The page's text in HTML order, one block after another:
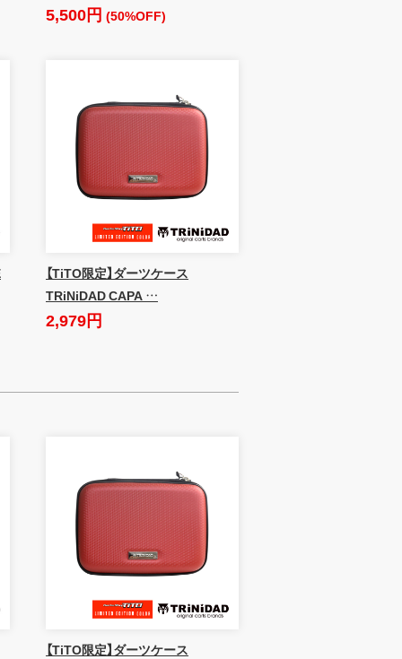
5,500円 (50%OFF)
【TiTO限定】ダーツケース
TRiNiDAD CAPA …
2,979円
【TiTO限定】ダーツケース